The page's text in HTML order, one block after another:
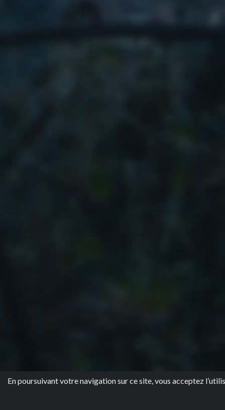
En poursuivant votre navigation sur ce site, vous acceptez